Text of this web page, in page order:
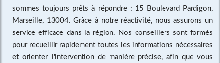
sommes toujours prêts à répondre : 15 Boulevard Pardigon,
Marseille, 13004. Grâce à notre réactivité, nous assurons un
service efficace dans la région. Nos conseillers sont formés
pour recueillir rapidement toutes les informations nécessaires
et orienter l'intervention de manière précise, afin que vous